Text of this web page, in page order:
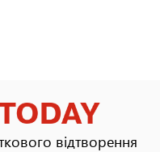
відтворення